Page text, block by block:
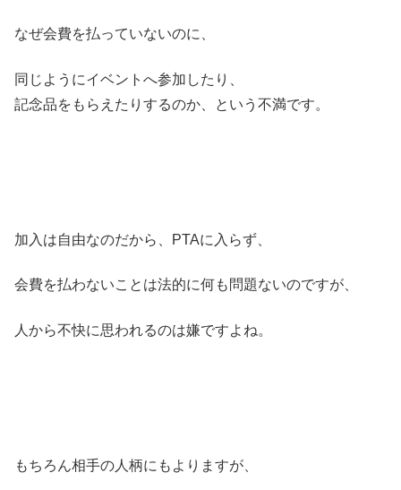
なぜ会費を払っていないのに、
同じようにイベントへ参加したり、
記念品をもらえたりするのか、という不満です。
加入は自由なのだから、PTAに入らず、
会費を払わないことは法的に何も問題ないのですが、
人から不快に思われるのは嫌ですよね。
もちろん相手の人柄にもよりますが、